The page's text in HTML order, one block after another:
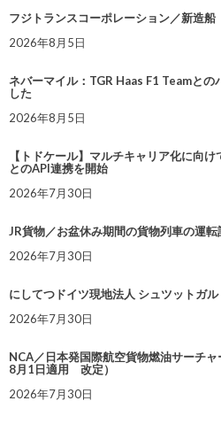
フジトランスコーポレーション／新造船
2026年8月5日
ネバーマイル：TGR Haas F1 Teamとの
した
2026年8月5日
【トドケール】マルチキャリア化に向
とのAPI連携を開始
2026年7月30日
JR貨物／お盆休み期間の貨物列車の運転
2026年7月30日
にしてつドイツ現地法人 シュツットガ
2026年7月30日
NCA／日本発国際航空貨物燃油サーチ
8月1日適用 改定）
2026年7月30日